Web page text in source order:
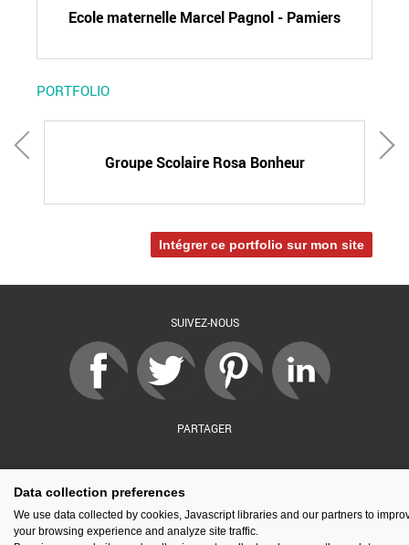
Ecole maternelle Marcel Pagnol - Pamiers
PORTFOLIO
Groupe Scolaire Rosa Bonheur
Intégrer ce portfolio sur mon site
SUIVEZ-NOUS
PARTAGER
par : Financé par :
Data collection preferences
We use data collected by cookies, Javascript libraries and our partners to
your browsing experience and analyze site traffic.